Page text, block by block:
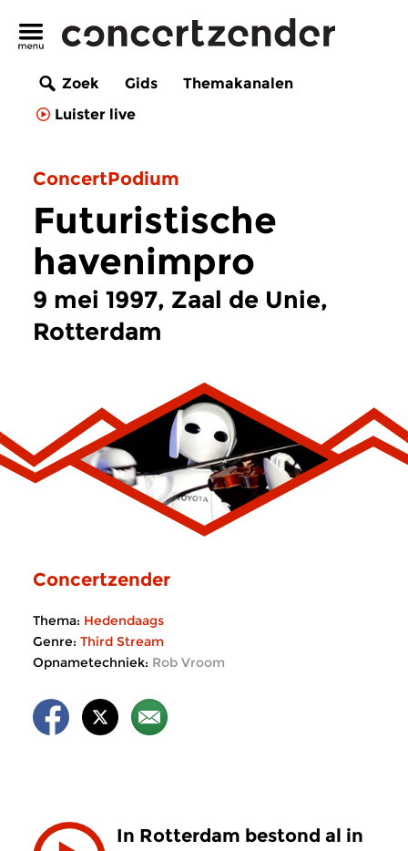
Zoek Gids
Themakanalen
Luister live
ConcertPodium
Futuristische
havenimpro
9 mei 1997, Zaal de Unie,
Rotterdam
Concertzender
Thema: Hedendaags
Genre: Third Stream
Opnametechniek: Rob Vroom
In Rotterdam bestond al in